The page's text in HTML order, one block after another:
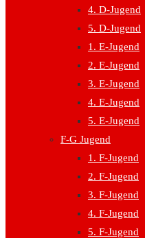
4. D-Jugend
5. D-Jugend
1. E-Jugend
2. E-Jugend
3. E-Jugend
4. E-Jugend
5. E-Jugend
F-G Jugend
1. F-Jugend
2. F-Jugend
3. F-Jugend
4. F-Jugend
5. F-Jugend